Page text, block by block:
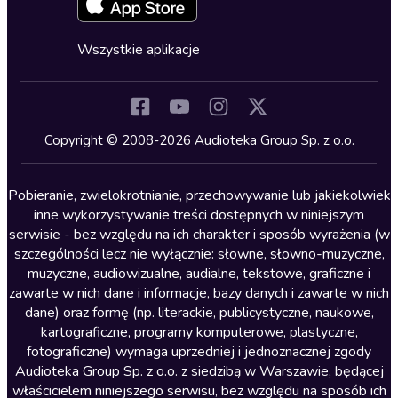
Kryminały
Lektury szkolne
Literatura anglojęzyczna
Literatura faktu
Literatura obyczajowa
Literatura piękna obca
Literatura piękna polska
Nagrania relaksacyjne
Nauka języków
Cykle audiobooków
Wszystkie aplikacje
Copyright © 2008-2026 Audioteka Group Sp. z o.o.
Pobieranie, zwielokrotnianie, przechowywanie lub jakiekolwiek
inne wykorzystywanie treści dostępnych w niniejszym
serwisie - bez względu na ich charakter i sposób wyrażenia (w
szczególności lecz nie wyłącznie: słowne, słowno-muzyczne,
muzyczne, audiowizualne, audialne, tekstowe, graficzne i
zawarte w nich dane i informacje, bazy danych i zawarte w nich
dane) oraz formę (np. literackie, publicystyczne, naukowe,
kartograficzne, programy komputerowe, plastyczne,
fotograficzne) wymaga uprzedniej i jednoznacznej zgody
Audioteka Group Sp. z o.o. z siedzibą w Warszawie, będącej
właścicielem niniejszego serwisu, bez względu na sposób ich